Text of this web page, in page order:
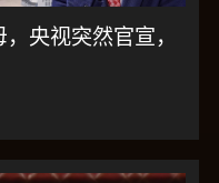
央视突然官宣，